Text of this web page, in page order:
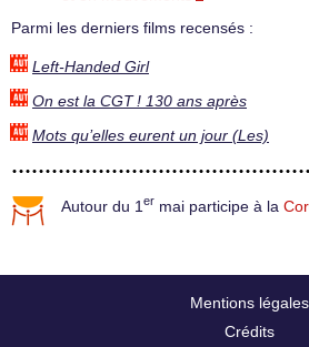
Parmi les derniers films recensés :
Left-Handed Girl
On est la CGT ! 130 ans après
Mots qu’elles eurent un jour (Les)
Autour du 1 er mai participe à la
Mentions légales
Crédits